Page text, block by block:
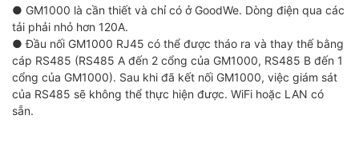
● GM1000 là cần thiết và chỉ có ở GoodWe. Dòng điện qua các
tải phải nhỏ hơn 120A.
● Đầu nối GM1000 RJ45 có thể được tháo ra và thay thế bằng
cáp RS485 (RS485 A đến 2 cổng của GM1000, RS485 B đến 1
cổng của GM1000). Sau khi đã kết nối GM1000, việc giám sát
của RS485 sẽ không thể thực hiện được. WiFi hoặc LAN có
sẵn.